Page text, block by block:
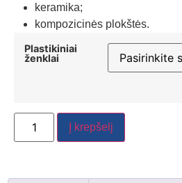
keramika;
kompozicinės plokštės.
Plastikiniai
ženklai
Į krepšelį